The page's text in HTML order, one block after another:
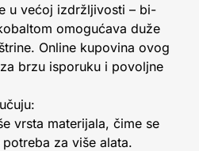
u većoj izdržljivosti – bi-
omogućava duže
Online kupovina ovog
brzu isporuku i povoljne
vrsta materijala, čime se
za više alata.